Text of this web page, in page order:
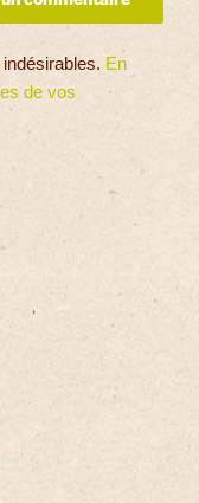
En
de vos